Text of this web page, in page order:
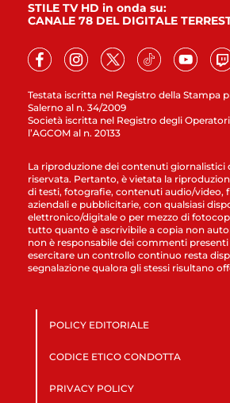
Testata iscritta nel Registro della Stampa
Salerno al n. 34/2009
Società iscritta nel Registro degli
l’AGCOM al n. 20133
STILE TV HD in onda su:
CANALE 78 DEL DIGITALE
La riproduzione dei contenuti giornalistici
riservata. Pertanto, è vietata la
di testi, fotografie, contenuti audio/video,
aziendali e pubblicitarie, con qualsiasi
elettronico/digitale o per mezzo di
tutto quanto è ascrivibile a copia non
non è responsabile dei commenti
esercitare un controllo continuo resta
segnalazione qualora gli stessi risultano
POLICY EDITORIALE
CODICE ETICO CONDOTTA
PRIVACY POLICY